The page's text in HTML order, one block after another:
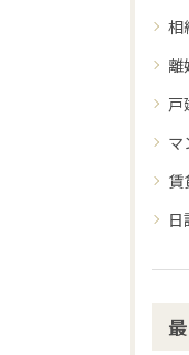
相
離
戸
マ
賃
日